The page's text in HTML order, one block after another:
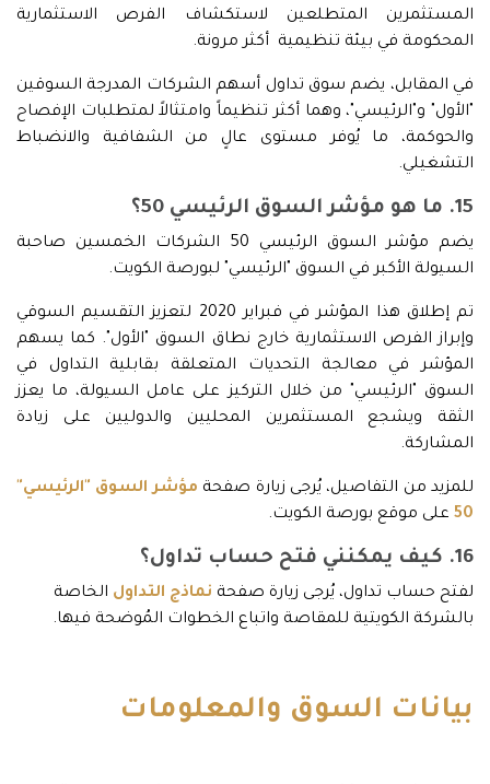
المستثمرين المتطلعين لاستكشاف الفرص الاستثمارية
المحكومة في بيئة تنظيمية أكثر مرونة.
في المقابل، يضم سوق تداول أسهم الشركات المدرجة السوقين
"الأول" و"الرئيسي"، وهما أكثر تنظيماً وامتثالاً لمتطلبات الإفصاح
والحوكمة، ما يُوفر مستوى عالٍ من الشفافية والانضباط
التشغيلي.
15. ما هو مؤشر السوق الرئيسي 50؟
يضم مؤشر السوق الرئيسي 50 الشركات الخمسين صاحبة
السيولة الأكبر في السوق "الرئيسي" لبورصة الكويت.
تم إطلاق هذا المؤشر في فبراير 2020 لتعزيز التقسيم السوقي
وإبراز الفرص الاستثمارية خارج نطاق السوق "الأول". كما يسهم
المؤشر في معالجة التحديات المتعلقة بقابلية التداول في
السوق "الرئيسي" من خلال التركيز على عامل السيولة، ما يعزز
الثقة ويشجع المستثمرين المحليين والدوليين على زيادة
المشاركة.
للمزيد من التفاصيل، يُرجى زيارة صفحة مؤشر السوق "الرئيسي"
50 على موقع بورصة الكويت.
16. كيف يمكنني فتح حساب تداول؟
لفتح حساب تداول، يُرجى زيارة صفحة نماذج التداول الخاصة
بالشركة الكويتية للمقاصة واتباع الخطوات المُوضحة فيها.
بيانات السوق والمعلومات